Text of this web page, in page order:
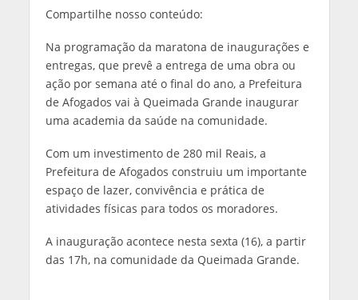
Compartilhe nosso conteúdo:
Na programação da maratona de inaugurações e
entregas, que prevê a entrega de uma obra ou
ação por semana até o final do ano, a Prefeitura
de Afogados vai à Queimada Grande inaugurar
uma academia da saúde na comunidade.
Com um investimento de 280 mil Reais, a
Prefeitura de Afogados construiu um importante
espaço de lazer, convivência e prática de
atividades físicas para todos os moradores.
A inauguração acontece nesta sexta (16), a partir
das 17h, na comunidade da Queimada Grande.